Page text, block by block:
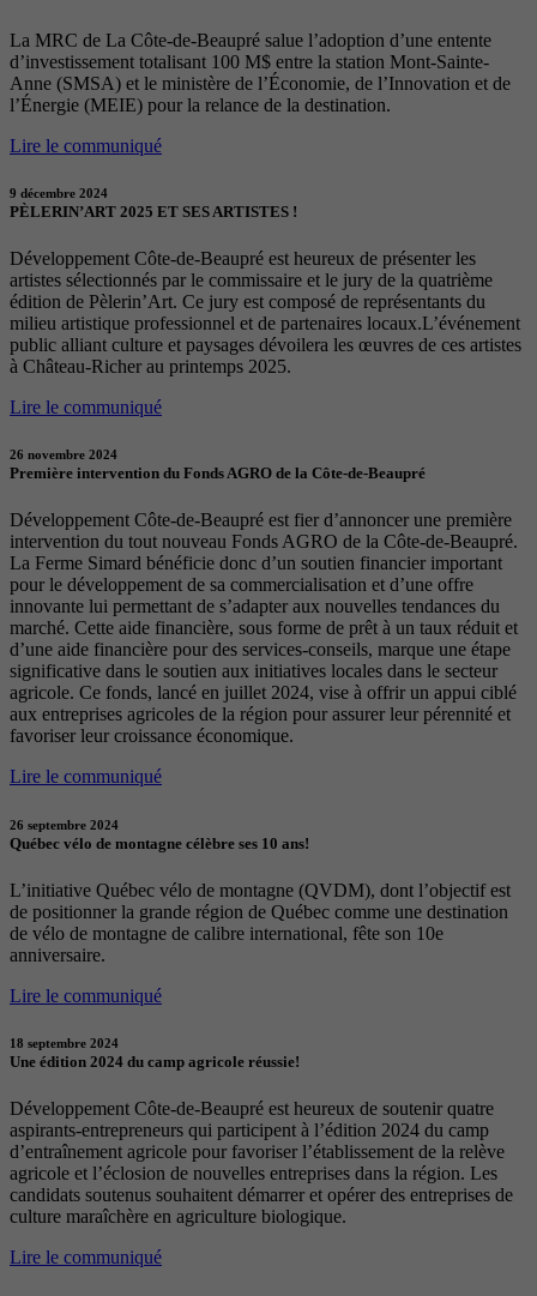
La MRC de La Côte-de-Beaupré salue l’adoption d’une entente
d’investissement totalisant 100 M$ entre la station Mont-Sainte-
Anne (SMSA) et le ministère de l’Économie, de l’Innovation et de
l’Énergie (MEIE) pour la relance de la destination.
Lire le communiqué
9 décembre 2024
PÈLERIN’ART 2025 ET SES ARTISTES !
Développement Côte-de-Beaupré est heureux de présenter les
artistes sélectionnés par le commissaire et le jury de la quatrième
édition de Pèlerin’Art. Ce jury est composé de représentants du
milieu artistique professionnel et de partenaires locaux.L’événement
public alliant culture et paysages dévoilera les œuvres de ces artistes
à Château-Richer au printemps 2025.
Lire le communiqué
26 novembre 2024
Première intervention du Fonds AGRO de la Côte-de-Beaupré
Développement Côte-de-Beaupré est fier d’annoncer une première
intervention du tout nouveau Fonds AGRO de la Côte-de-Beaupré.
La Ferme Simard bénéficie donc d’un soutien financier important
pour le développement de sa commercialisation et d’une offre
innovante lui permettant de s’adapter aux nouvelles tendances du
marché. Cette aide financière, sous forme de prêt à un taux réduit et
d’une aide financière pour des services-conseils, marque une étape
significative dans le soutien aux initiatives locales dans le secteur
agricole. Ce fonds, lancé en juillet 2024, vise à offrir un appui ciblé
aux entreprises agricoles de la région pour assurer leur pérennité et
favoriser leur croissance économique.
Lire le communiqué
26 septembre 2024
Québec vélo de montagne célèbre ses 10 ans!
L’initiative Québec vélo de montagne (QVDM), dont l’objectif est
de positionner la grande région de Québec comme une destination
de vélo de montagne de calibre international, fête son 10e
anniversaire.
Lire le communiqué
18 septembre 2024
Une édition 2024 du camp agricole réussie!
Développement Côte-de-Beaupré est heureux de soutenir quatre
aspirants-entrepreneurs qui participent à l’édition 2024 du camp
d’entraînement agricole pour favoriser l’établissement de la relève
agricole et l’éclosion de nouvelles entreprises dans la région. Les
candidats soutenus souhaitent démarrer et opérer des entreprises de
culture maraîchère en agriculture biologique.
Lire le communiqué